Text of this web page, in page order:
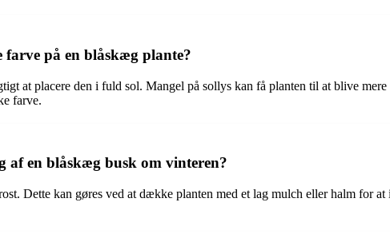
på en blåskæg plante?
at placere den i fuld sol. Mangel på sollys kan få planten til at blive
farve.
af en blåskæg busk om vinteren?
Dette kan gøres ved at dække planten med et lag mulch eller halm for